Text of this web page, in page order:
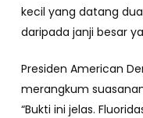
kecil yang datang
daripada janji besar
Presiden American
merangkum
“Bukti ini jelas.